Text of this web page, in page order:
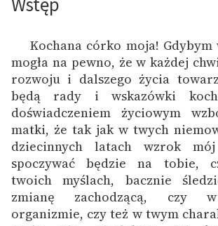
Ręce pełne poezji
twórców przechodzących
do domeny publicznej,
lektur szkolnych oraz
Starego Testamentu
Odkurzamy bohaterów
Szkoła Poezji Wolnych
Lektur
O nas
Kochana córko moja! Gdybym
mogła na pewno, że w każdej
rozwoju i dalszego życia
będą rady i wskazówki
doświadczeniem życiowym
matki, że tak jak w twych
dziecinnych latach wzrok mój
spoczywać będzie na tobie,
twoich myślach, bacznie
zmianę zachodzącą, czy
organizmie, czy też w twym